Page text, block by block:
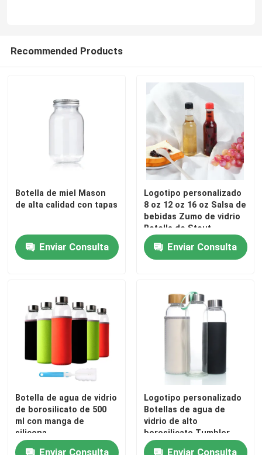
Recommended Products
Botella de miel Mason
de alta calidad con tapas
Enviar Consulta
Logotipo personalizado
8 oz 12 oz 16 oz Salsa de
bebidas Zumo de vidrio
Botella de Stout
Enviar Consulta
Botella de agua de vidrio
de borosilicato de 500
ml con manga de
silicona
Enviar Consulta
Logotipo personalizado
Botellas de agua de
vidrio de alto
borosilicato Tumbler
BPA GRATUITO Botella
Enviar Consulta